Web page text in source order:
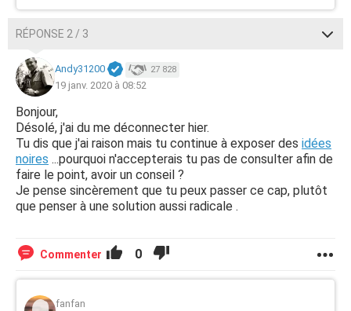
RÉPONSE 2 / 3
Andy31200 27 828
19 janv. 2020 à 08:52
Bonjour,
Désolé, j'ai du me déconnecter hier.
Tu dis que j'ai raison mais tu continue à exposer des idées
noires ...pourquoi n'accepterais tu pas de consulter afin de
faire le point, avoir un conseil ?
Je pense sincèrement que tu peux passer ce cap, plutôt
que penser à une solution aussi radicale .
Commenter 0
fanfan